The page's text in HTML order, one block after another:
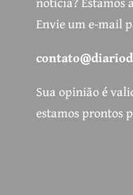
Envie um e-mail
Sua opinião é
estamos prontos